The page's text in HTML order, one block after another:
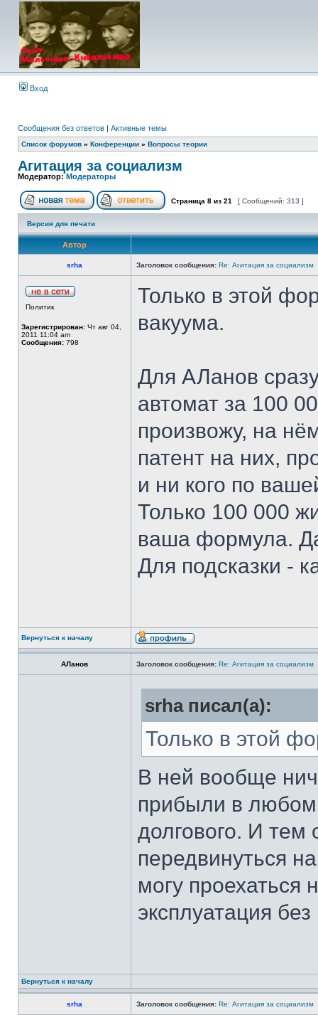
Вход
Сообщения без ответов | Активные темы
Список форумов » Конференции » Вопросы теории
Агитация за социализм
Модератор:Модераторы
Страница 8 из 21 [ Сообщений: 313 ]
Версия для печати
Автор
srha Заголовок сообщения: Re: Агитация за социализм
Политик
Зарегистрирован: Чт авг 04,
2011 11:04 am
Сообщения: 798
Только в этой
вакуума.
Для АЛанов
автомат за 100
произвожу, на
патент на них,
и ни кого по
Только 100 000
ваша формула.
Для подсказки -
Вернуться к началу
АЛанов Заголовок сообщения: Re: Агитация за социализм
srha писал(а):
Только в этой
В ней вообще
прибыли в любом
долгового. И
передвинуться
могу проехаться
эксплуатация
Вернуться к началу
srha Заголовок сообщения: Re: Агитация за социализм